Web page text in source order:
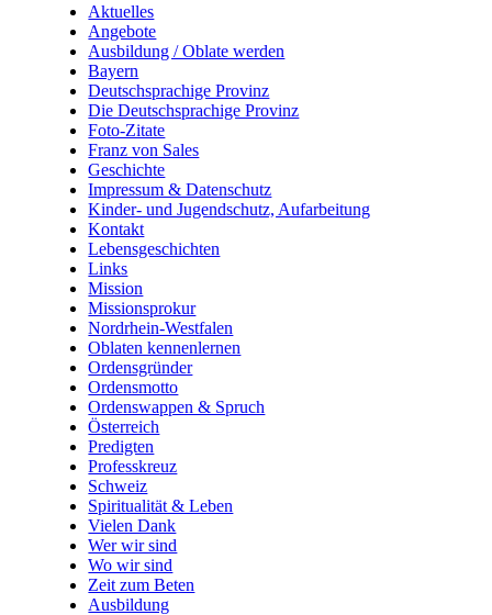
Aktuelles
Angebote
Ausbildung / Oblate werden
Bayern
Deutschsprachige Provinz
Die Deutschsprachige Provinz
Foto-Zitate
Franz von Sales
Geschichte
Impressum & Datenschutz
Kinder- und Jugendschutz, Aufarbeitung
Kontakt
Lebensgeschichten
Links
Mission
Missionsprokur
Nordrhein-Westfalen
Oblaten kennenlernen
Ordensgründer
Ordensmotto
Ordenswappen & Spruch
Österreich
Predigten
Professkreuz
Schweiz
Spiritualität & Leben
Vielen Dank
Wer wir sind
Wo wir sind
Zeit zum Beten
Ausbildung